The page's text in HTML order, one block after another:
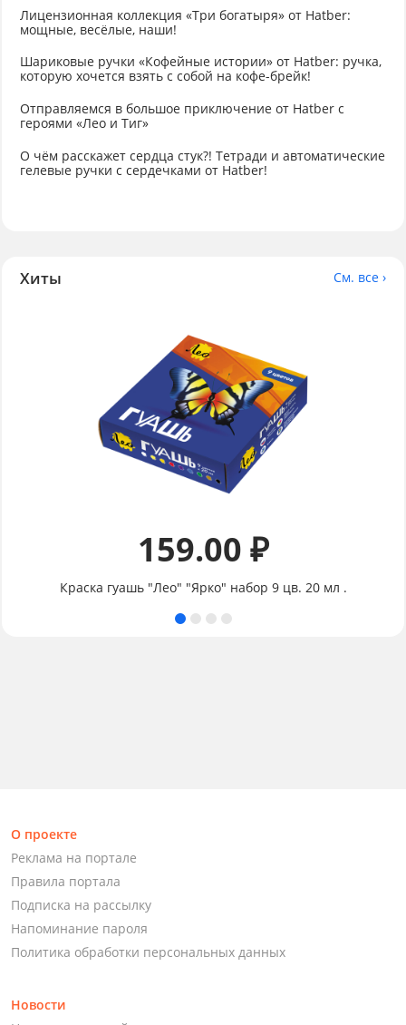
Лицензионная коллекция «Три богатыря» от Hatber:
мощные, весёлые, наши!
Шариковые ручки «Кофейные истории» от Hatber: ручка,
которую хочется взять с собой на кофе-брейк!
Отправляемся в большое приключение от Hatber с
героями «Лео и Тиг»
О чём расскажет сердца стук?! Тетради и автоматические
гелевые ручки с сердечками от Hatber!
Хиты См. все ›
159.00 ₽
Краска гуашь "Лео" "Ярко" набор 9 цв. 20 мл .
О проекте
Реклама на портале
Правила портала
Подписка на рассылку
Напоминание пароля
Политика обработки персональных данных
Новости